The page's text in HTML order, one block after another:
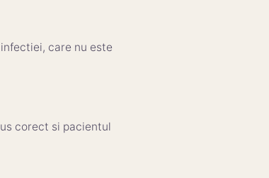
care nu este
corect si pacientul